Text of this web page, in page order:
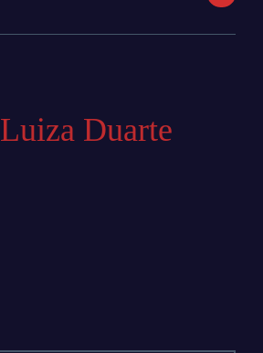
Luiza Duarte